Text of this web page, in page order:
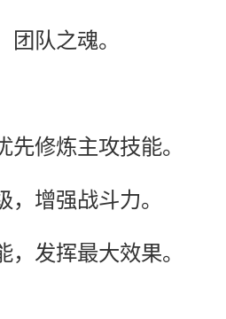
队之魂。
修炼主攻技能。
，增强战斗力。
发挥最大效果。